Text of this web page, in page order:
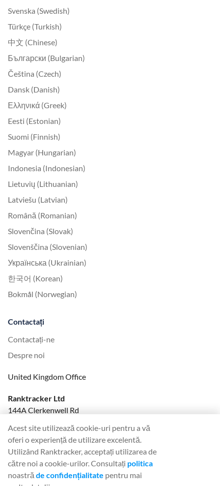
Svenska (Swedish)
Türkçe (Turkish)
中文 (Chinese)
Български (Bulgarian)
Čeština (Czech)
Dansk (Danish)
Ελληνικά (Greek)
Eesti (Estonian)
Suomi (Finnish)
Magyar (Hungarian)
Indonesia (Indonesian)
Lietuvių (Lithuanian)
Latviešu (Latvian)
Română (Romanian)
Slovenčina (Slovak)
Slovenščina (Slovenian)
Українська (Ukrainian)
한국어 (Korean)
Bokmål (Norwegian)
Contactați
Contactați-ne
Despre noi
United Kingdom Office
Ranktracker Ltd
144A Clerkenwell Rd
Company No: 08820809
felix@ranktracker.com
Acest site utilizează cookie-uri pentru a vă
oferi o experiență de utilizare excelentă.
Utilizând Ranktracker, acceptați utilizarea de
către noi a cookie-urilor. Consultați politica
noastră de confidențialitate pentru mai